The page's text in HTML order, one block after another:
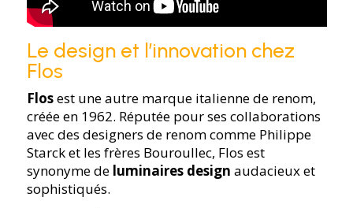
Le design et l’innovation chez
Flos
Flosest une autre marque italienne de renom,
créée en 1962. Réputée pour ses collaborations
avec des designers de renom comme Philippe
Starck et les frères Bouroullec, Flos est
synonyme de luminaires design audacieux et
sophistiqués.